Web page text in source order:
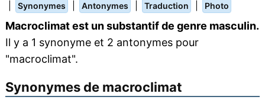
Synonymes Antonymes Traduction Photo
Macroclimat est un substantif de genre masculin.
Il y a 1 synonyme et 2 antonymes pour
"macroclimat".
Synonymes de macroclimat